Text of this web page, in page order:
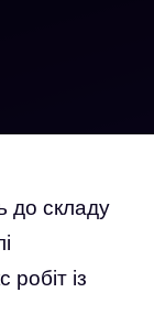
до складу
із